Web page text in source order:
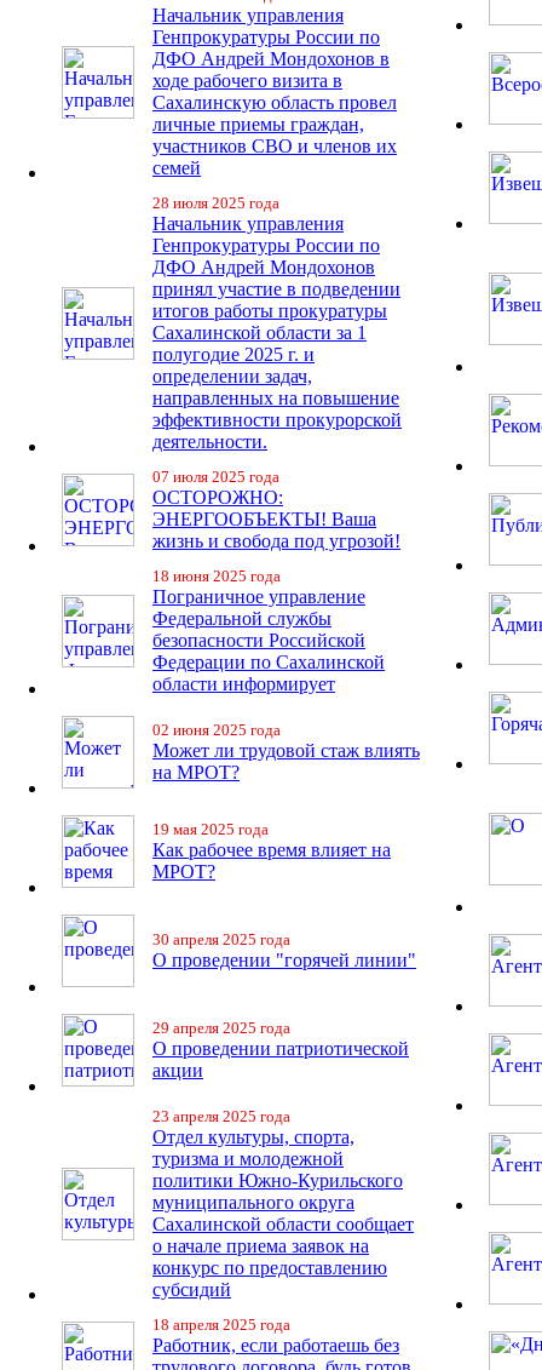
Начальник управления
Генпрокуратуры России по
ДФО Андрей Мондохонов в
ходе рабочего визита в
Сахалинскую область провел
личные приемы граждан,
участников СВО и членов их
семей
28 июля 2025 года
Начальник управления
Генпрокуратуры России по
ДФО Андрей Мондохонов
принял участие в подведении
итогов работы прокуратуры
Сахалинской области за 1
полугодие 2025 г. и
определении задач,
направленных на повышение
эффективности прокурорской
деятельности.
07 июля 2025 года
ОСТОРОЖНО:
ЭНЕРГООБЪЕКТЫ! Ваша
жизнь и свобода под угрозой!
18 июня 2025 года
Пограничное управление
Федеральной службы
безопасности Российской
Федерации по Сахалинской
области информирует
02 июня 2025 года
Может ли трудовой стаж влиять
на МРОТ?
19 мая 2025 года
Как рабочее время влияет на
МРОТ?
30 апреля 2025 года
О проведении "горячей линии"
29 апреля 2025 года
О проведении патриотической
акции
23 апреля 2025 года
Отдел культуры, спорта,
туризма и молодежной
политики Южно-Курильского
муниципального округа
Сахалинской области сообщает
о начале приема заявок на
конкурс по предоставлению
субсидий
18 апреля 2025 года
Работник, если работаешь без